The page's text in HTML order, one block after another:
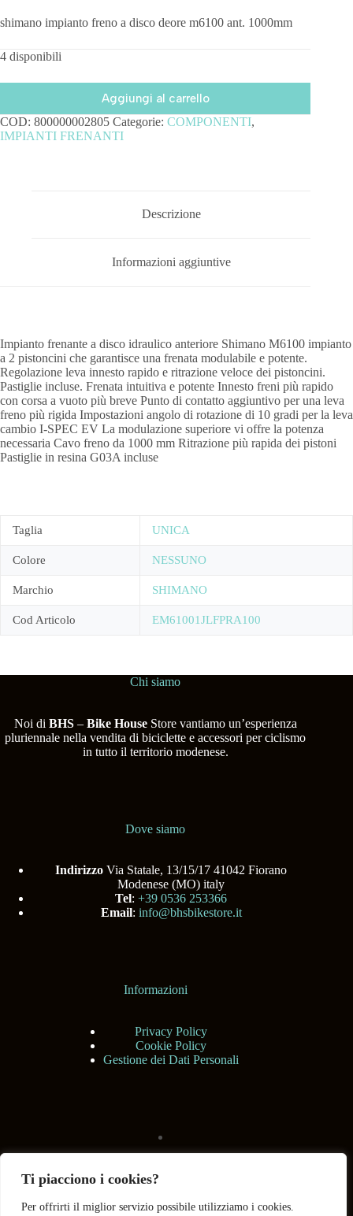
Ti piacciono i cookies?
Per offrirti il miglior servizio possibile utilizziamo i cookies.
shimano impianto freno a disco deore m6100 ant. 1000mm
4 disponibili
Aggiungi al carrello
COD: 800000002805 Categorie: COMPONENTI,
IMPIANTI FRENANTI
Descrizione
Informazioni aggiuntive
Impianto frenante a disco idraulico anteriore Shimano M6100 impianto
a 2 pistoncini che garantisce una frenata modulabile e potente.
Regolazione leva innesto rapido e ritrazione veloce dei pistoncini.
Pastiglie incluse. Frenata intuitiva e potente Innesto freni più rapido
con corsa a vuoto più breve Punto di contatto aggiuntivo per una leva
freno più rigida Impostazioni angolo di rotazione di 10 gradi per la leva
cambio I-SPEC EV La modulazione superiore vi offre la potenza
necessaria Cavo freno da 1000 mm Ritrazione più rapida dei pistoni
Pastiglie in resina G03A incluse
Taglia UNICA
Colore NESSUNO
Marchio SHIMANO
Cod Articolo EM61001JLFPRA100
Chi siamo
Noi di BHS– Bike HouseStore vantiamo un’esperienza
pluriennale nella vendita di biciclette e accessori per ciclismo
in tutto il territorio modenese.
Dove siamo
Indirizzo Via Statale, 13/15/17 41042 Fiorano
Modenese (MO) italy
Tel:+39 0536 253366
Email: info@bhsbikestore.it
Informazioni
Privacy Policy
Cookie Policy
Gestione dei Dati Personali